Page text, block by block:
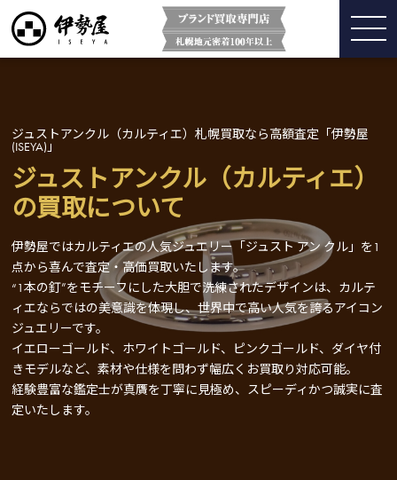
ジュストアンクル（カルティエ）札幌買取なら高額査定「伊勢屋
(ISEYA)」
ジュストアンクル（カルティエ）
の買取について
伊勢屋ではカルティエの人気ジュエリー「ジュスト アン クル」を1
点から喜んで査定・高価買取いたします。
“1本の釘”をモチーフにした大胆で洗練されたデザインは、カルテ
ィエならではの美意識を体現し、世界中で高い人気を誇るアイコン
ジュエリーです。
イエローゴールド、ホワイトゴールド、ピンクゴールド、ダイヤ付
きモデルなど、素材や仕様を問わず幅広くお買取り対応可能。
経験豊富な鑑定士が真贋を丁寧に見極め、スピーディかつ誠実に査
定いたします。